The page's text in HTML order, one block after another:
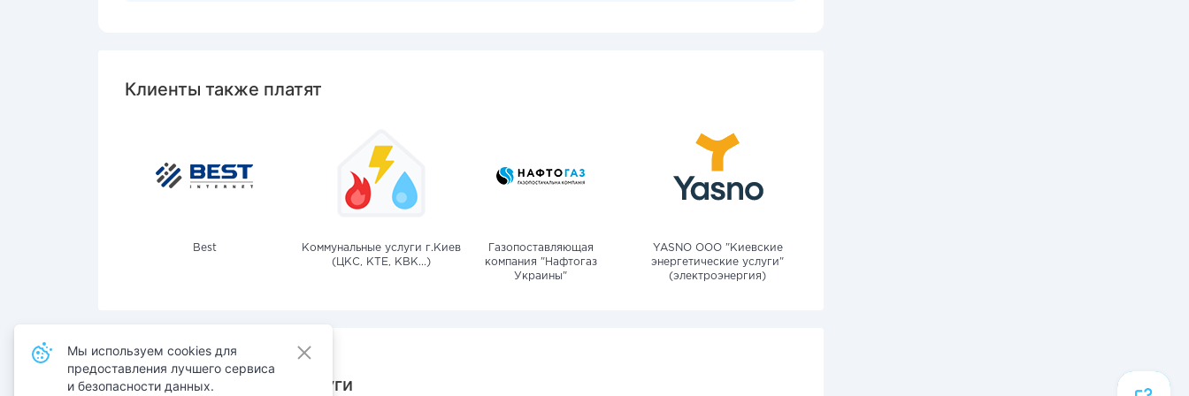
Клиенты также платят
Best
Коммунальные услуги г.Киев
(ЦКС, КТЕ, КВК...)
Газопоставляющая
компания "Нафтогаз
Украины"
YASNO OOO "Киевские
энергетические услуги"
(электроэнергия)
Также оплачивают услуги
Мы используем cookies для
предоставления лучшего сервиса
и безопасности данных.